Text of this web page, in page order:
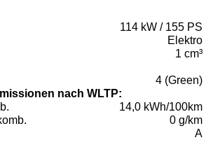
114 kW / 155 PS
Elektro
1 cm³
4 (Green)
nach WLTP:
14,0 kWh/100km
0 g/km
A